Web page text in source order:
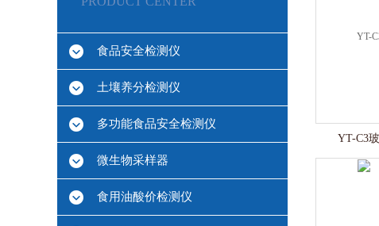
食品安全检测仪
土壤养分检测仪
多功能食品安全检测仪
微生物采样器
食用油酸价检测仪
YT-C3